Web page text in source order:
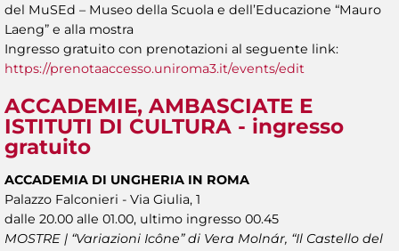
del MuSEd – Museo della Scuola e dell’Educazione “Mauro
Laeng” e alla mostra
Ingresso gratuito con prenotazioni al seguente link:
https://prenotaaccesso.uniroma3.it/events/edit
ACCADEMIE, AMBASCIATE E
ISTITUTI DI CULTURA - ingresso
gratuito
ACCADEMIA DI UNGHERIA IN ROMA
Palazzo Falconieri - Via Giulia, 1
dalle 20.00 alle 01.00, ultimo ingresso 00.45
MOSTRE | “Variazioni Icône” di Vera Molnár, “Il Castello del